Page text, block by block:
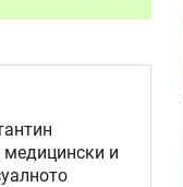
медицински и